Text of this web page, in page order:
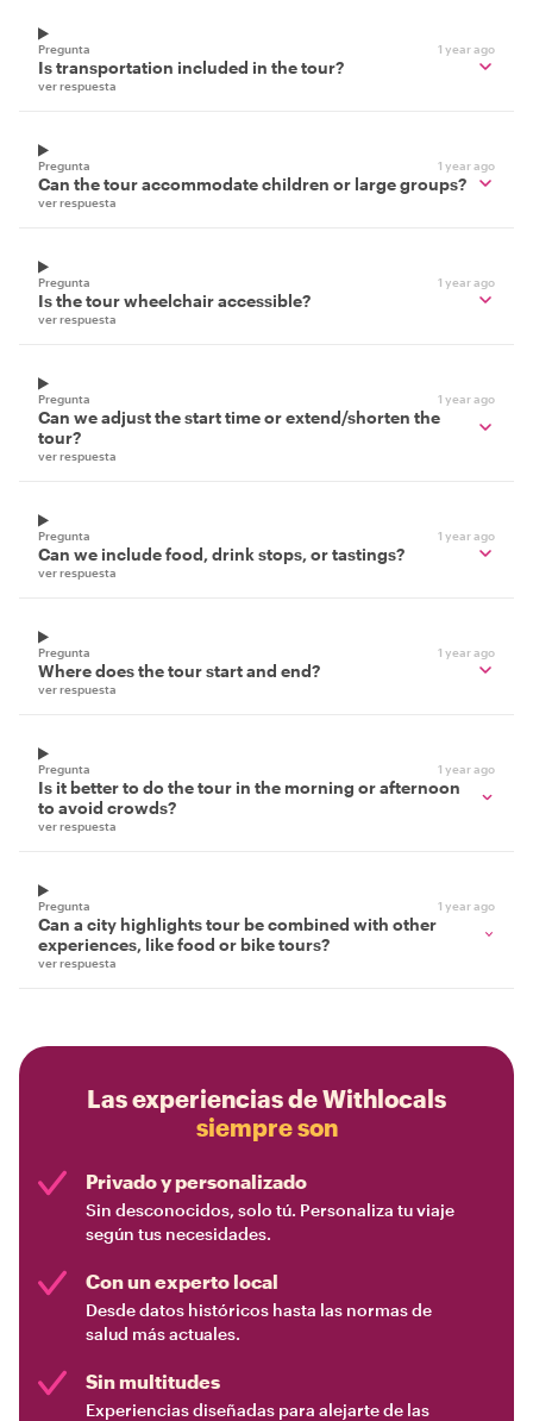
Pregunta 1 year ago
Is transportation included in the tour?
ver respuesta
Pregunta 1 year ago
Can the tour accommodate children or large groups?
ver respuesta
Pregunta 1 year ago
Is the tour wheelchair accessible?
ver respuesta
Pregunta 1 year ago
Can we adjust the start time or extend/shorten the
tour?
ver respuesta
Pregunta 1 year ago
Can we include food, drink stops, or tastings?
ver respuesta
Pregunta 1 year ago
Where does the tour start and end?
ver respuesta
Pregunta 1 year ago
Is it better to do the tour in the morning or afternoon
to avoid crowds?
ver respuesta
Pregunta 1 year ago
Can a city highlights tour be combined with other
experiences, like food or bike tours?
ver respuesta
Las experiencias de Withlocals
siempre son
Privado y personalizado
Sin desconocidos, solo tú. Personaliza tu viaje
según tus necesidades.
Con un experto local
Desde datos históricos hasta las normas de
salud más actuales.
Sin multitudes
Experiencias diseñadas para alejarte de las